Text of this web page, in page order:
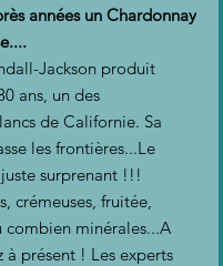
années un Chardonnay
Jackson produit
ans, un des
de Californie. Sa
les frontières...Le
surprenant !!!
crémeuses, fruitée,
combien minérales...A
à présent ! Les experts